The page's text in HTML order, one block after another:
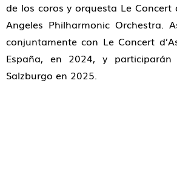
de los coros y orquesta Le Concert
Angeles Philharmonic Orchestra.
conjuntamente con Le Concert
España, en 2024, y
Salzburgo en 2025.